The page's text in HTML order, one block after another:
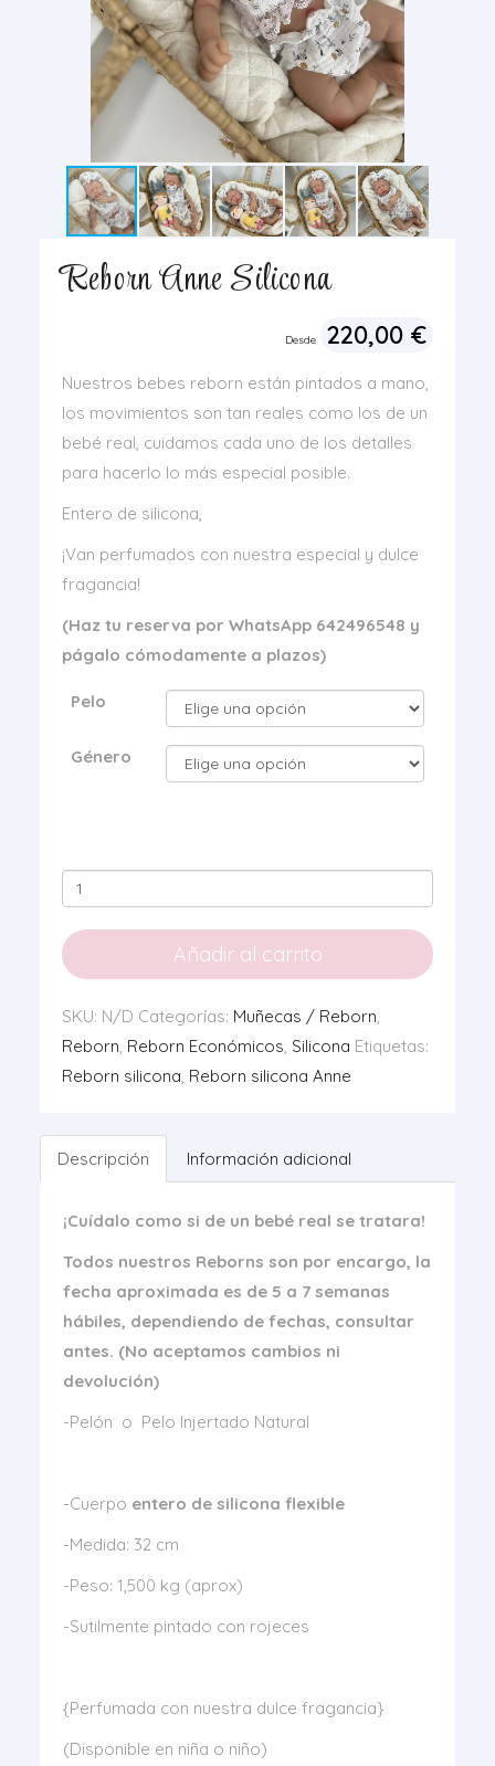
Reborn Anne Silicona
Desde 220,00 €
Nuestros bebes reborn están pintados a mano,
los movimientos son tan reales como los de un
bebé real, cuidamos cada uno de los detalles
para hacerlo lo más especial posible.
Entero de silicona,
¡Van perfumados con nuestra especial y dulce
fragancia!
(Haz tu reserva por WhatsApp 642496548 y
págalo cómodamente a plazos)
Pelo
Género
Reborn
Anne
Silicona
cantidad
Añadir al carrito
SKU: N/D Categorías: Muñecas / Reborn,
Reborn, Reborn Económicos, Silicona Etiquetas:
Reborn silicona, Reborn silicona Anne
Descripción Información adicional
¡Cuídalo como si de un bebé real se tratara!
Todos nuestros Reborns son por encargo, la
fecha aproximada es de 5 a 7 semanas
hábiles, dependiendo de fechas, consultar
antes. (No aceptamos cambios ni
devolución)
-Pelón o Pelo Injertado Natural
-Cuerpo entero de silicona flexible
-Medida: 32 cm
-Peso: 1,500 kg (aprox)
-Sutilmente pintado con rojeces
{Perfumada con nuestra dulce fragancia}
(Disponible en niña o niño)